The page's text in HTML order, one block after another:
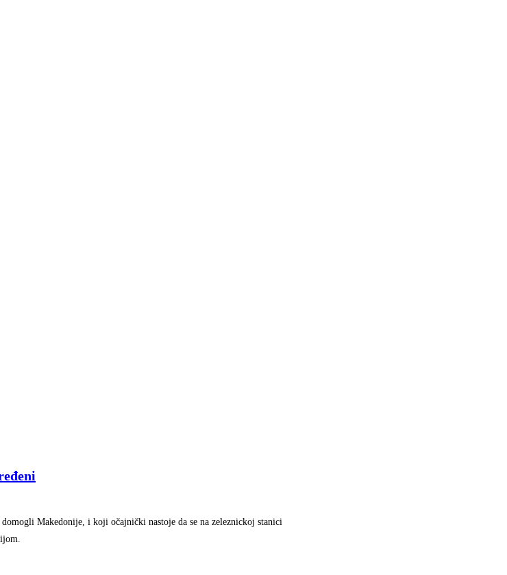
Makedonije, i koji očajnički nastoje da se na zeleznickoj stanici